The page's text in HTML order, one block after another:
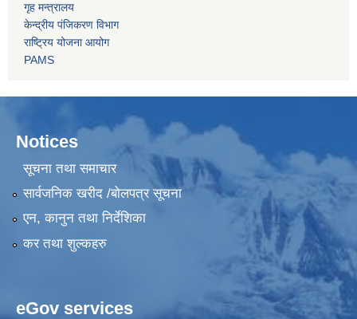
गृह मन्त्रालय
केन्द्रीय पंजिकरण विभाग
राष्ट्रिय योजना आयोग
PAMS
Notices
सूचना तथा समाचार
सार्वजनिक खरीद /बोलपत्र सूचना
एन, कानुन तथा निर्देशिका
कर तथा शुल्कहरु
eGov services